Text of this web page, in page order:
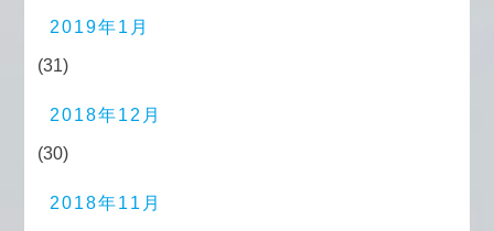
2019年1月
(31)
2018年12月
(30)
2018年11月